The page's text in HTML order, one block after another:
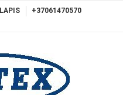
+37061470570